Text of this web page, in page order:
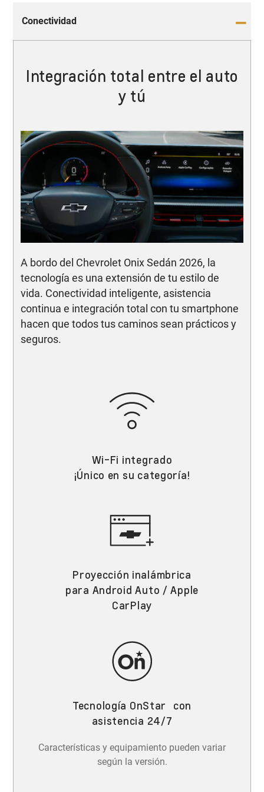
Conectividad
Integración total entre el auto
y tú
A bordo del Chevrolet Onix Sedán 2026, la
tecnología es una extensión de tu estilo de
vida. Conectividad inteligente, asistencia
continua e integración total con tu smartphone
hacen que todos tus caminos sean prácticos y
seguros.
Wi-Fi integrado
¡Único en su categoría!
Proyección inalámbrica
para Android Auto / Apple
CarPlay
Tecnología OnStar con
asistencia 24/7
Características y equipamiento pueden variar
según la versión.